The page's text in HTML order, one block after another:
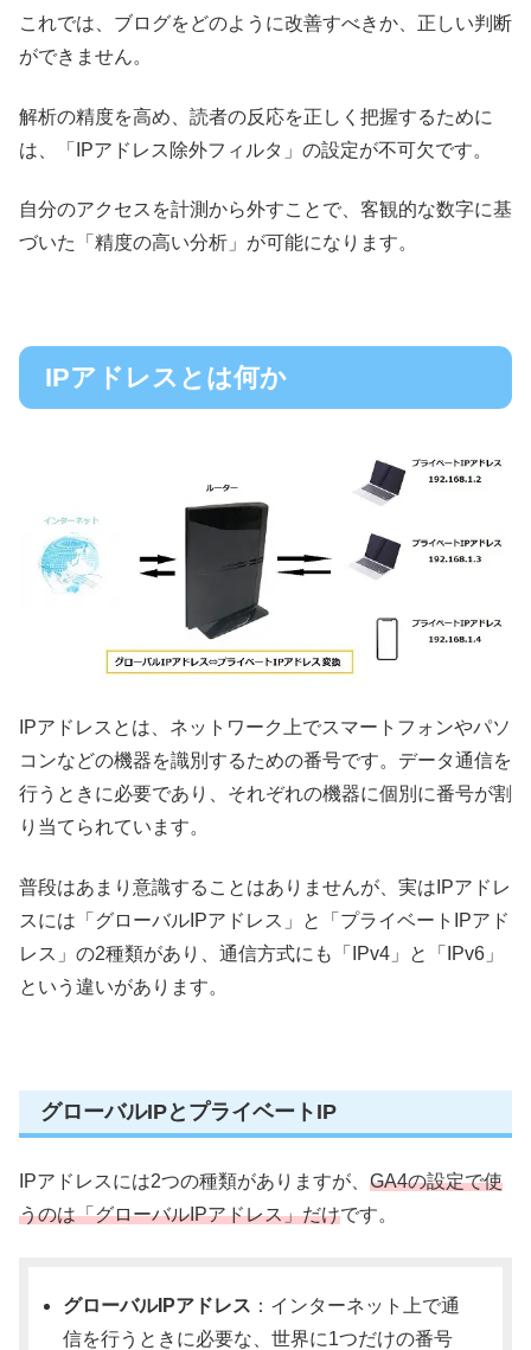
これでは、ブログをどのように改善すべきか、正しい判断
ができません。
解析の精度を高め、読者の反応を正しく把握するために
は、「IPアドレス除外フィルタ」の設定が不可欠です。
自分のアクセスを計測から外すことで、客観的な数字に基
づいた「精度の高い分析」が可能になります。
IPアドレスとは何か
IPアドレスとは、ネットワーク上でスマートフォンやパソ
コンなどの機器を識別するための番号です。データ通信を
行うときに必要であり、それぞれの機器に個別に番号が割
り当てられています。
普段はあまり意識することはありませんが、実はIPアドレ
スには「グローバルIPアドレス」と「プライベートIPアド
レス」の2種類があり、通信方式にも「IPv4」と「IPv6」
という違いがあります。
グローバルIPとプライベートIP
IPアドレスには2つの種類がありますが、 GA4の設定で使
うのは「グローバルIPアドレス」だけです。
グローバルIPアドレス ：インターネット上で通
信を行うときに必要な、世界に1つだけの番号